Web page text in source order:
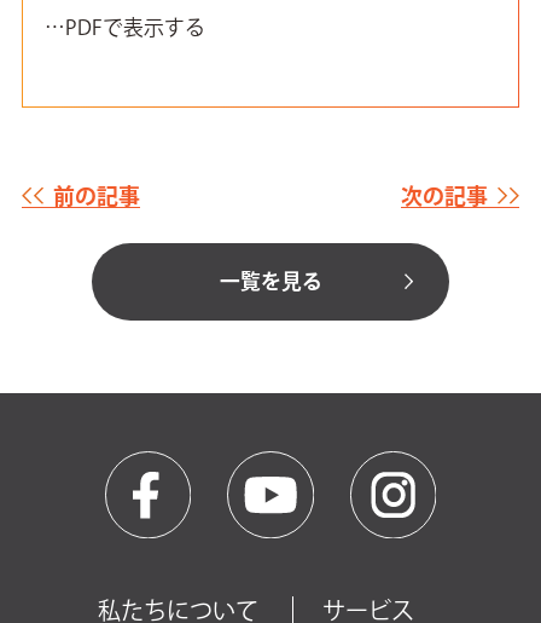
…PDFで表示する
前の記事
一覧を見る
次の記事
私たちについて
サービス